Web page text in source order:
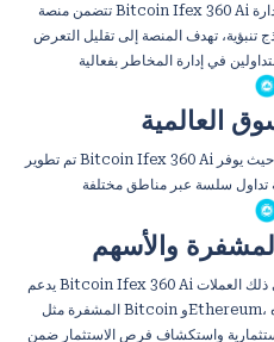
تتضمن منصة Bitcoin Ifex 360 Ai ميزات مصممة خصيصًا للمساعدة في إدارة
تنبؤية، تهدف المنصة إلى تقليل التعرض
العالمية
تم تطوير Bitcoin Ifex 360 Ai مع وضع المتداولين الدوليين في الاعتبار، حيث يوفر
والأسهم
يدعم Bitcoin Ifex 360 Ai مجموعة واسعة من فئات الأصول، بما في ذلك العملات
المشفرة مثل Bitcoin وEthereum، بالإضافة إلى الأسهم التقليدية. تتيح هذه
واستكشاف فرص الاستثمار ضمن